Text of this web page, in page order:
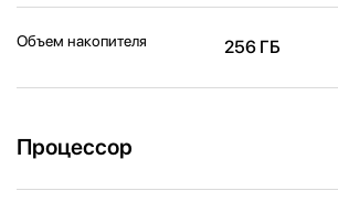
Объем накопителя 256 ГБ
Процессор